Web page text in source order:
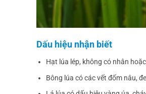
Dấu hiệu nhận biết
Hạt lúa lép, không có nhân
Bông lúa có các vết đốm nâu,